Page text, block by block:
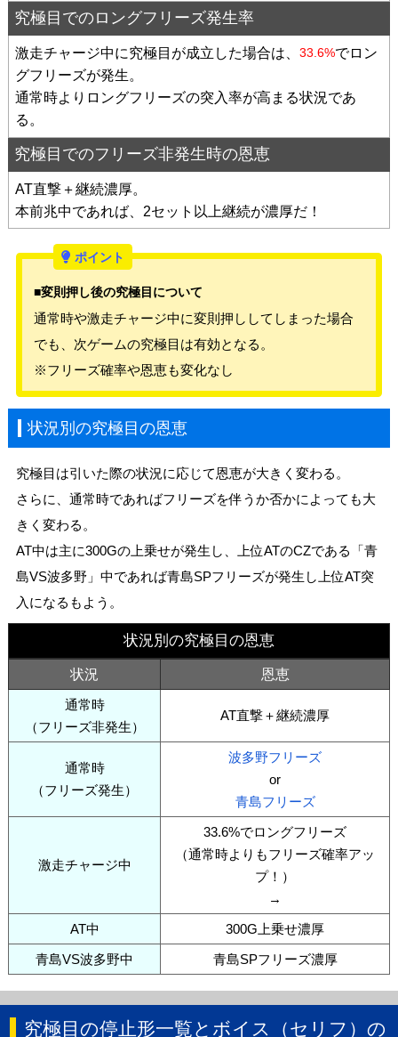
究極目でのロングフリーズ発生率
激走チャージ中に究極目が成立した場合は、 33.6%でロン
グフリーズが発生。
通常時よりロングフリーズの突入率が高まる状況であ
る。
究極目でのフリーズ非発生時の恩恵
AT直撃＋継続濃厚。
本前兆中であれば、2セット以上継続が濃厚だ！
■変則押し後の究極目について
通常時や激走チャージ中に変則押ししてしまった場合
でも、次ゲームの究極目は有効となる。
※フリーズ確率や恩恵も変化なし
状況別の究極目の恩恵
究極目は引いた際の状況に応じて恩恵が大きく変わる。
さらに、通常時であればフリーズを伴うか否かによっても大
きく変わる。
AT中は主に300Gの上乗せが発生し、上位ATのCZである「青
島VS波多野」中であれば青島SPフリーズが発生し上位AT突
入になるもよう。
状況別の究極目の恩恵
状況 恩恵
通常時
（フリーズ非発生）
AT直撃＋継続濃厚
通常時
（フリーズ発生）
波多野フリーズ
or
青島フリーズ
激走チャージ中
33.6%でロングフリーズ
（通常時よりもフリーズ確率アッ
プ！）
→
AT中
300G上乗せ濃厚
青島VS波多野中
青島SPフリーズ濃厚
究極目の停止形一覧とボイス（セリフ）の